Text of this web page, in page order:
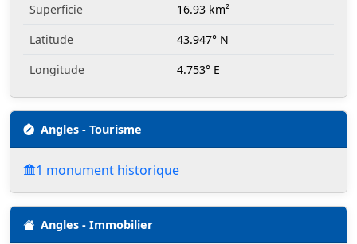
Superficie
16.93 km²
Latitude
43.947° N
Longitude
4.753° E
Angles - Tourisme
1 monument historique
Angles - Immobilier